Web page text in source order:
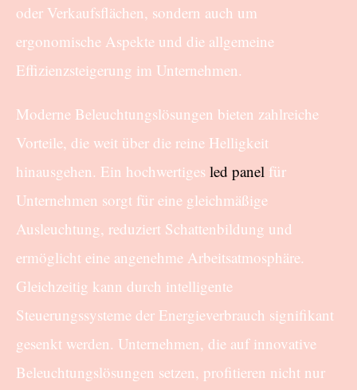
oder Verkaufsflächen, sondern auch um
ergonomische Aspekte und die allgemeine
Effizienzsteigerung im Unternehmen.
Moderne Beleuchtungslösungen bieten zahlreiche
Vorteile, die weit über die reine Helligkeit
hinausgehen. Ein hochwertiges led panel für
Unternehmen sorgt für eine gleichmäßige
Ausleuchtung, reduziert Schattenbildung und
ermöglicht eine angenehme Arbeitsatmosphäre.
Gleichzeitig kann durch intelligente
Steuerungssysteme der Energieverbrauch signifikant
gesenkt werden. Unternehmen, die auf innovative
Beleuchtungslösungen setzen, profitieren nicht nur